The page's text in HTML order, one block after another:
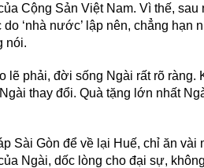
Cộng Sản Việt Nam. Vì thế,
‘nhà nước’ lập nên, chẳng hạn
nói.
lẽ phải, đời sống Ngài rất rõ ràng.
thay đổi. Quà tặng lớn nhất
Sài Gòn để về lại Huế, chỉ ăn
Ngài, dốc lòng cho đại sự,